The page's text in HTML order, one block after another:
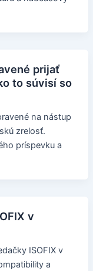
prijať
to súvisí so
na nástup
zrelosť.
príspevku a
v
ISOFIX v
a